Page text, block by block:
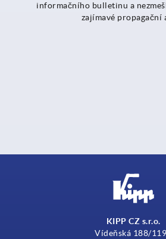
informačního bulletinu a
zajímavé propagační
KIPP CZ s.r.o.
Vídeňská 188/